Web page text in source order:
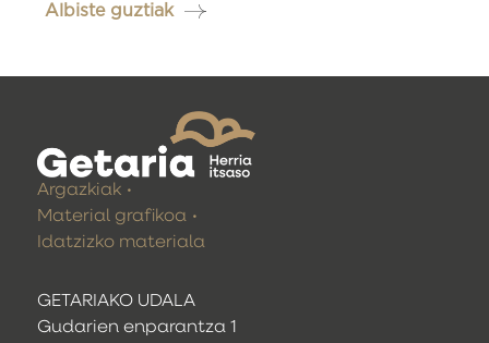
Albiste guztiak
GETARIAKO UDALA
Gudarien enparantza 1
Argazkiak
Material grafikoa
Idatzizko materiala